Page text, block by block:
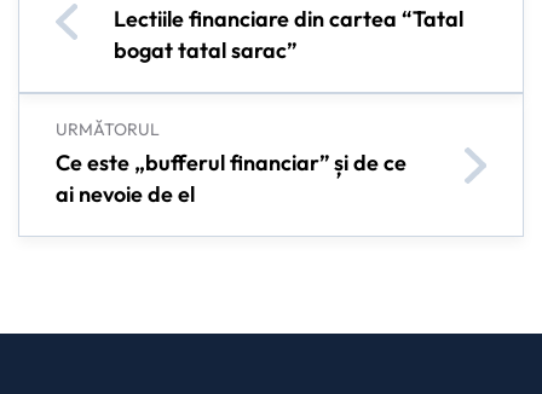
Lectiile financiare din cartea “Tatal
bogat tatal sarac”
URMĂTORUL
Ce este „bufferul financiar” și de ce
ai nevoie de el